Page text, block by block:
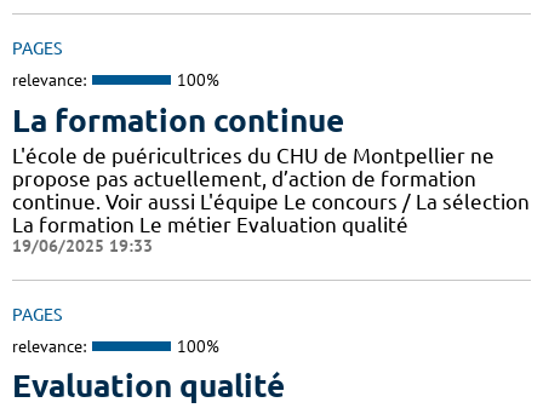
PAGES
relevance: 100%
La formation continue
L'école de puéricultrices du CHU de Montpellier ne
propose pas actuellement, d’action de formation
continue. Voir aussi L'équipe Le concours / La sélection
La formation Le métier Evaluation qualité
19/06/2025 19:33
PAGES
relevance: 100%
Evaluation qualité